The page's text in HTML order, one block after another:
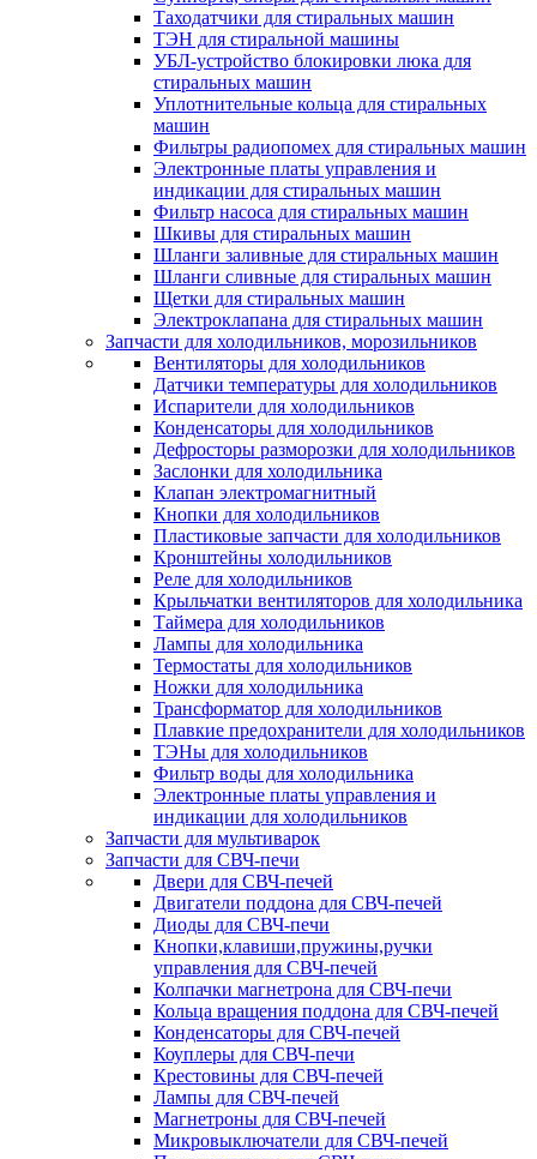
Таходатчики для стиральных машин
ТЭН для стиральной машины
УБЛ-устройство блокировки люка для
стиральных машин
Уплотнительные кольца для стиральных
машин
Фильтры радиопомех для стиральных машин
Электронные платы управления и
индикации для стиральных машин
Фильтр насоса для стиральных машин
Шкивы для стиральных машин
Шланги заливные для стиральных машин
Шланги сливные для стиральных машин
Щетки для стиральных машин
Электроклапана для стиральных машин
Запчасти для холодильников, морозильников
Вентиляторы для холодильников
Датчики температуры для холодильников
Испарители для холодильников
Конденсаторы для холодильников
Дефросторы разморозки для холодильников
Заслонки для холодильника
Клапан электромагнитный
Кнопки для холодильников
Пластиковые запчасти для холодильников
Кронштейны холодильников
Реле для холодильников
Крыльчатки вентиляторов для холодильника
Таймера для холодильников
Лампы для холодильника
Термостаты для холодильников
Ножки для холодильника
Трансформатор для холодильников
Плавкие предохранители для холодильников
ТЭНы для холодильников
Фильтр воды для холодильника
Электронные платы управления и
индикации для холодильников
Запчасти для мультиварок
Запчасти для СВЧ-печи
Двери для СВЧ-печей
Двигатели поддона для СВЧ-печей
Диоды для СВЧ-печи
Кнопки,клавиши,пружины,ручки
управления для СВЧ-печей
Колпачки магнетрона для СВЧ-печи
Кольца вращения поддона для СВЧ-печей
Конденсаторы для СВЧ-печей
Коуплеры для СВЧ-печи
Крестовины для СВЧ-печей
Лампы для СВЧ-печей
Магнетроны для СВЧ-печей
Микровыключатели для СВЧ-печей